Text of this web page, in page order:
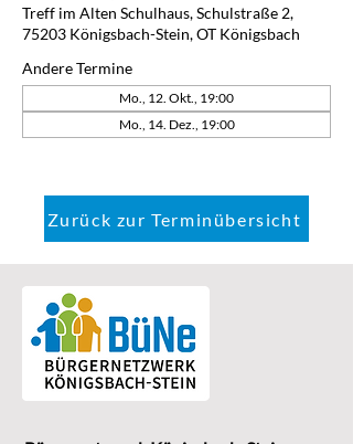
Treff im Alten Schulhaus, Schulstraße 2,
75203 Königsbach-Stein, OT Königsbach
Andere Termine
Mo., 12. Okt., 19:00
Mo., 14. Dez., 19:00
Zurück zur Terminübersicht